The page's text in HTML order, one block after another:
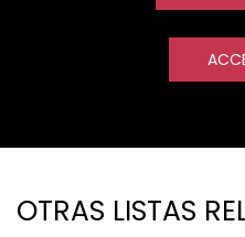
OTRAS LISTAS